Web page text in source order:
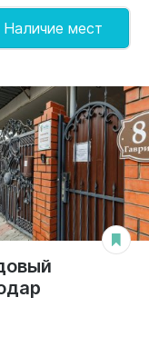
Наличие мест